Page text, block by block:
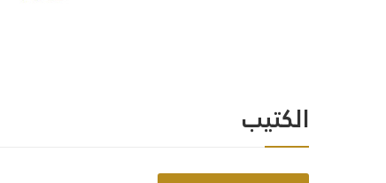
الكتيب